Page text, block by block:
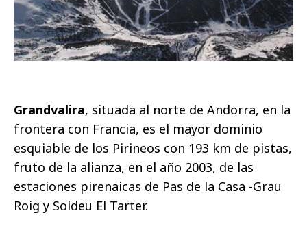
Grandvalira, situada al norte de Andorra, en la
frontera con Francia, es el mayor dominio
esquiable de los Pirineos con 193 km de pistas,
fruto de la alianza, en el año 2003, de las
estaciones pirenaicas de Pas de la Casa -Grau
Roig y Soldeu El Tarter.